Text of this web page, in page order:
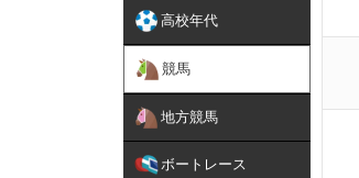
高校年代
競馬
地方競馬
ボートレース